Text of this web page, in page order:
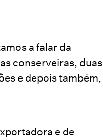
a falar da
conserveiras, duas
e depois também,
e de